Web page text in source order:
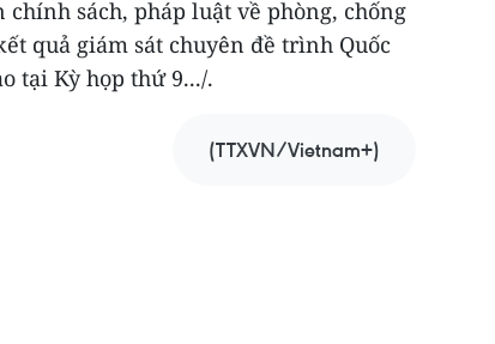
sách, pháp luật về phòng, chống
quả giám sát chuyên đề trình Quốc
tại Kỳ họp thứ 9.../.
(TTXVN/Vietnam+)